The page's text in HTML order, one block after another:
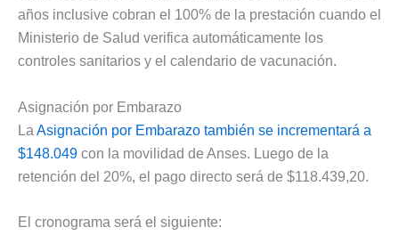
años inclusive cobran el 100% de la prestación cuando el
Ministerio de Salud verifica automáticamente los
controles sanitarios y el calendario de vacunación.
Asignación por Embarazo
La Asignación por Embarazo también se incrementará a
$148.049 con la movilidad de Anses. Luego de la
retención del 20%, el pago directo será de $118.439,20.
El cronograma será el siguiente: